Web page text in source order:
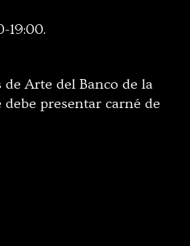
19:00.
Arte del Banco de la
debe presentar carné de